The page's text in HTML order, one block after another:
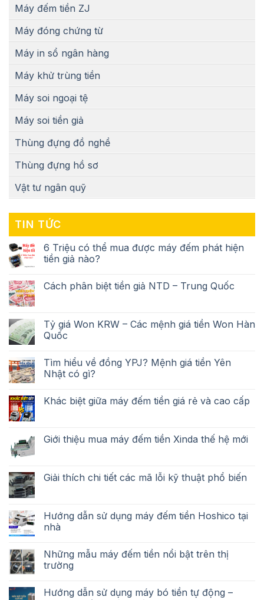
Máy đếm tiền ZJ
Máy đóng chứng từ
Máy in sổ ngân hàng
Máy khử trùng tiền
Máy soi ngoại tệ
Máy soi tiền giả
Thùng đựng đồ nghề
Thùng đựng hồ sơ
Vật tư ngân quỹ
TIN TỨC
6 Triệu có thể mua được máy đếm phát hiện
tiền giả nào?
Cách phân biệt tiền giả NTD – Trung Quốc
Tỷ giá Won KRW – Các mệnh giá tiền Won Hàn
Quốc
Tìm hiểu về đồng YPJ? Mệnh giá tiền Yên
Nhật có gì?
Khác biệt giữa máy đếm tiền giá rẻ và cao cấp
Giới thiệu mua máy đếm tiền Xinda thế hệ mới
Giải thích chi tiết các mã lỗi kỹ thuật phổ biến
Hướng dẫn sử dụng máy đếm tiền Hoshico tại
nhà
Những mẫu máy đếm tiền nổi bật trên thị
trường
Hướng dẫn sử dụng máy bó tiền tự động –